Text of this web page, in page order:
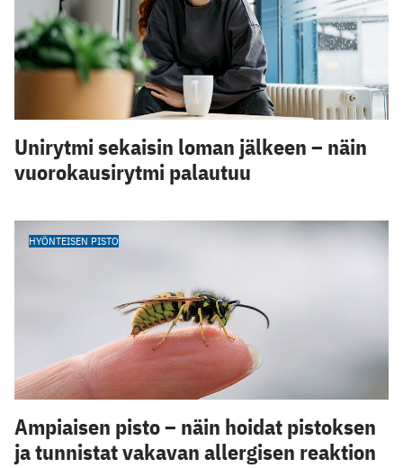
Unirytmi sekaisin loman jälkeen – näin
vuorokausirytmi palautuu
HYÖNTEISEN PISTO
Ampiaisen pisto – näin hoidat pistoksen
ja tunnistat vakavan allergisen reaktion